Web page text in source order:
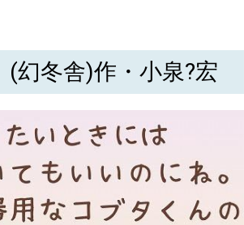
SEARCH
検索する
CATEGORY
(幻冬舎)作・小泉?宏